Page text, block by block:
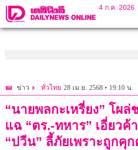
4 ก.ค. 2026
ข่าว ทั่วไทย 28 เม.ย. 2568 • 19:10 น.
“นายพลกะเหรี่ยง” โผ
แฉ “ตร.-ทหาร” เอี่ยวค้
“ปวีน” ลี้ภัยเพราะถูกคุ